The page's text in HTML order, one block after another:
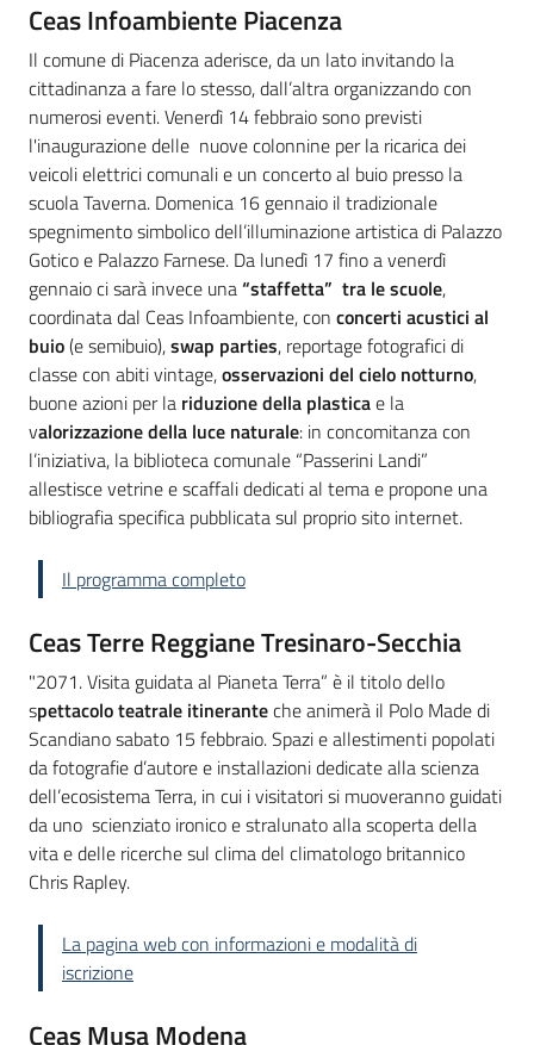
Ceas Infoambiente Piacenza
Il comune di Piacenza aderisce, da un lato invitando la
cittadinanza a fare lo stesso, dall’altra organizzando con
numerosi eventi. Venerdì 14 febbraio sono previsti
l'inaugurazione delle nuove colonnine per la ricarica dei
veicoli elettrici comunali e un concerto al buio presso la
scuola Taverna. Domenica 16 gennaio il tradizionale
spegnimento simbolico dell’illuminazione artistica di Palazzo
Gotico e Palazzo Farnese. Da lunedì 17 fino a venerdì
gennaio ci sarà invece una“staffetta” tra le scuole,
coordinata dal Ceas Infoambiente, con concerti acustici al
buio(e semibuio),swap parties, reportage fotografici di
classe con abiti vintage,osservazioni del cielo notturno,
buone azioni per la riduzione della plasticae la
valorizzazione della luce naturale: in concomitanza con
l’iniziativa, la biblioteca comunale “Passerini Landi”
allestisce vetrine e scaffali dedicati al tema e propone una
bibliografia specifica pubblicata sul proprio sito internet.
Il programma completo
Ceas Terre Reggiane Tresinaro-Secchia
"2071. Visita guidata al Pianeta Terra” è il titolo dello
spettacolo teatrale itineranteche animerà il Polo Made di
Scandiano sabato 15 febbraio. Spazi e allestimenti popolati
da fotografie d’autore e installazioni dedicate alla scienza
dell’ecosistema Terra, in cui i visitatori si muoveranno guidati
da uno scienziato ironico e stralunato alla scoperta della
vita e delle ricerche sul clima del climatologo britannico
Chris Rapley.
La pagina web con informazioni e modalità di
iscrizione
Ceas Musa Modena